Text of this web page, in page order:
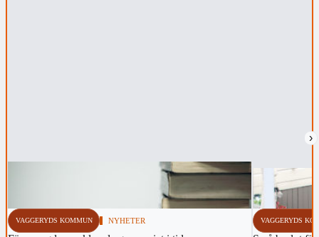
›
VAGGERYDS KOMMUN NYHETER VAGGERYDS